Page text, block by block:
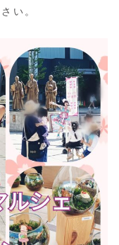
い。